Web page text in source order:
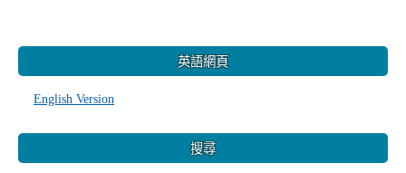
英語網頁
English Version
搜尋